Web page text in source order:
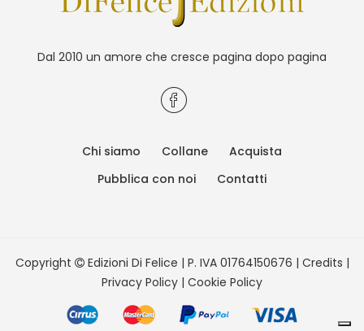
Dal 2010 un amore che cresce pagina dopo pagina
Chi siamo Collane
Acquista
Pubblica con noi
Contatti
Copyright Edizioni Di Felice | P. IVA 01764150676 | Credits |
Privacy Policy | Cookie Policy